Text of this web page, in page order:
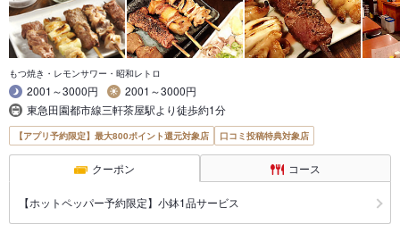
もつ焼き・レモンサワー・昭和レトロ
2001～3000円
2001～3000円
東急田園都市線三軒茶屋駅より徒歩約1分
【アプリ予約限定】最大800ポイント還元対象店 口コミ投稿特典対象店
クーポン コース
【ホットペッパー予約限定】小鉢1品サービス